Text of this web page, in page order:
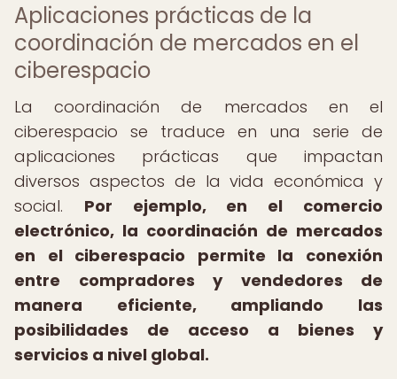
Aplicaciones prácticas de la
coordinación de mercados en el
ciberespacio
La coordinación de mercados en el
ciberespacio se traduce en una serie de
aplicaciones prácticas que impactan
diversos aspectos de la vida económica y
social. Por ejemplo, en el comercio
electrónico, la coordinación de mercados
en el ciberespacio permite la conexión
entre compradores y vendedores de
manera eficiente, ampliando las
posibilidades de acceso a bienes y
servicios a nivel global.